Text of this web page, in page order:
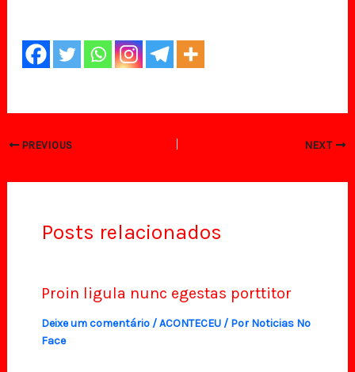
PREVIOUS NEXT
Posts relacionados
Proin ligula nunc egestas porttitor
Deixe um comentário /ACONTECEU/ Por Noticias No
Face